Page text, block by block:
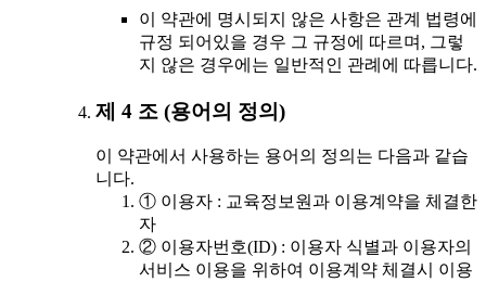
이 약관에 명시되지 않은 사항은 관계 법령에
규정 되어있을 경우 그 규정에 따르며, 그렇
지 않은 경우에는 일반적인 관례에 따릅니다.
제 4 조 (용어의 정의)
이 약관에서 사용하는 용어의 정의는 다음과 같습
니다.
① 이용자 : 교육정보원과 이용계약을 체결한
자
② 이용자번호(ID) : 이용자 식별과 이용자의
서비스 이용을 위하여 이용계약 체결시 이용